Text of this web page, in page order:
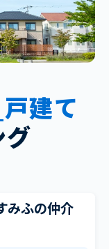
建て
みふの仲介